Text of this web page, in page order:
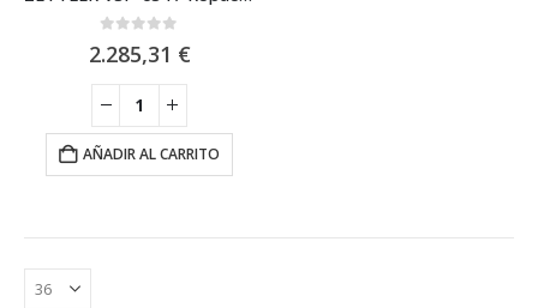
2.285,31 €
AÑADIR AL CARRITO